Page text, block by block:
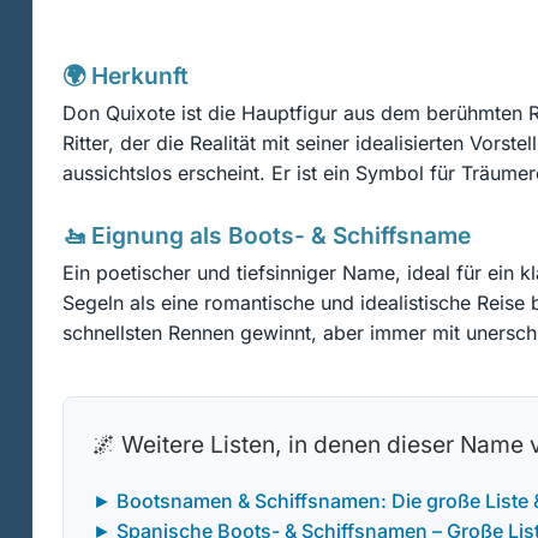
🌍 Herkunft
Don Quixote ist die Hauptfigur aus dem berühmten
Ritter, der die Realität mit seiner idealisierten
aussichtslos erscheint. Er ist ein Symbol für
🚤 Eignung als Boots- & Schiffsname
Ein poetischer und tiefsinniger Name, ideal für ein
Segeln als eine romantische und idealistische
schnellsten Rennen gewinnt, aber immer mit
🌌 Weitere Listen, in denen dieser Name
► Bootsnamen & Schiffsnamen: Die große Liste
► Spanische Boots- & Schiffsnamen – Große